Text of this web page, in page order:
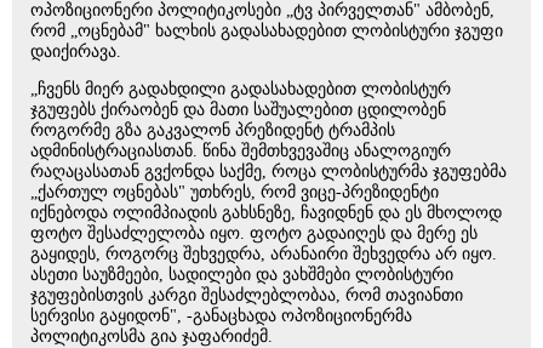
ოპოზიციონერი პოლიტიკოსები „ტვ პირველთან" ამბობენ,
რომ „ოცნებამ" ხალხის გადასახადებით ლობისტური ჯგუფი
დაიქირავა.
„ჩვენს მიერ გადახდილი გადასახადებით ლობისტურ
ჯგუფებს ქირაობენ და მათი საშუალებით ცდილობენ
როგორმე გზა გაკვალონ პრეზიდენტ ტრამპის
ადმინისტრაციასთან. წინა შემთხვევაშიც ანალოგიურ
რაღაცასათან გვქონდა საქმე, როცა ლობისტურმა ჯგუფებმა
„ქართულ ოცნებას" უთხრეს, რომ ვიცე-პრეზიდენტი
იქნებოდა ოლიმპიადის გახსნეზე, ჩავიდნენ და ეს მხოლოდ
ფოტო შესაძლელობა იყო. ფოტო გადაიღეს და მერე ეს
გაყიდეს, როგორც შეხვედრა, არანაირი შეხვედრა არ იყო.
ასეთი საუზმეები, სადილები და ვახშმები ლობისტური
ჯგუფებისთვის კარგი შესაძლებლობაა, რომ თავიანთი
სერვისი გაყიდონ", -განაცხადა ოპოზიციონერმა
პოლიტიკოსმა გია ჯაფარიძემ.